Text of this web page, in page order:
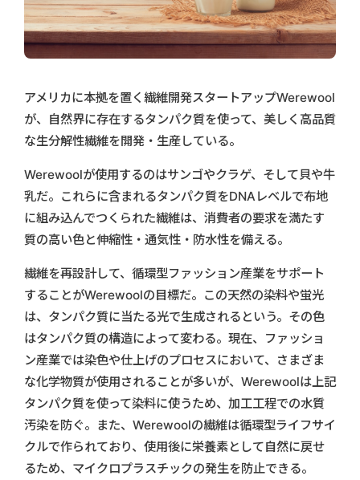
アメリカに本拠を置く繊維開発スタートアップWerewool
が、自然界に存在するタンパク質を使って、美しく高品質
な生分解性繊維を開発・生産している。
Werewoolが使用するのはサンゴやクラゲ、そして貝や牛
乳だ。これらに含まれるタンパク質をDNAレベルで布地
に組み込んでつくられた繊維は、消費者の要求を満たす
質の高い色と伸縮性・通気性・防水性を備える。
繊維を再設計して、循環型ファッション産業をサポート
することがWerewoolの目標だ。この天然の染料や蛍光
は、タンパク質に当たる光で生成されるという。その色
はタンパク質の構造によって変わる。現在、ファッショ
ン産業では染色や仕上げのプロセスにおいて、さまざま
な化学物質が使用されることが多いが、Werewoolは上記
タンパク質を使って染料に使うため、加工工程での水質
汚染を防ぐ。また、Werewoolの繊維は循環型ライフサイ
クルで作られており、使用後に栄養素として自然に戻せ
るため、マイクロプラスチックの発生を防止できる。